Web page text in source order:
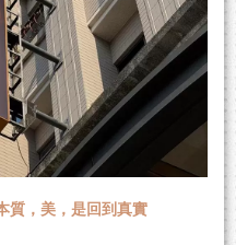
質，美，是回到真實